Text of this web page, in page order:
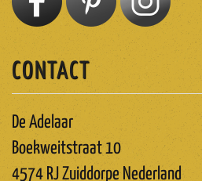
CONTACT
De Adelaar
Boekweitstraat 10
4574 RJ Zuiddorpe Nederland